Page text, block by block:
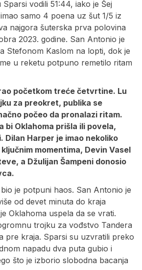
vodili 51:44, iako je Šej
samo 4 poena uz šut 1/5 iz
najgora šuterska prva polovina
2023. godine. San Antonio je
Stefonom Kaslom na lopti, dok je
u reketu potpuno remetilo ritam
početkom treće četvrtine. Lu
za preokret, publika se
počeo da pronalazi ritam.
bi Oklahoma prišla ili povela,
Dilan Harper je imao nekoliko
momentima, Devin Vasel
a Džulijan Šampeni donosio
je potpuni haos. San Antonio je
od devet minuta do kraja
Oklahoma uspela da se vrati.
trojku za vođstvo Tandera
pre kraja. Sparsi su uzvratili preko
napadu dva puta gubio i
što je izborio slobodna bacanja